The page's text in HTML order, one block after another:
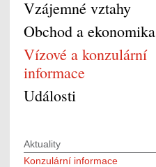
Vzájemné vztahy
Obchod a ekonomika
Vízové a konzulární
informace
Události
Aktuality
Konzulární informace